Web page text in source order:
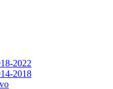
2022
2018